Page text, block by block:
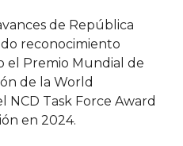
de República
reconocimiento
el Premio Mundial de
de la World
NCD Task Force Award
en 2024.